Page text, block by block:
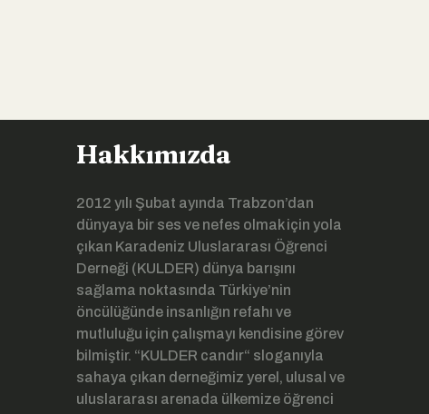
Hakkımızda
2012 yılı Şubat ayında Trabzon’dan
dünyaya bir ses ve nefes olmak için yola
çıkan Karadeniz Uluslararası Öğrenci
Derneği (KULDER) dünya barışını
sağlama noktasında Türkiye’nin
öncülüğünde insanlığın refahı ve
mutluluğu için çalışmayı kendisine görev
bilmiştir. “KULDER candır“ sloganıyla
sahaya çıkan derneğimiz yerel, ulusal ve
uluslararası arenada ülkemize öğrenci